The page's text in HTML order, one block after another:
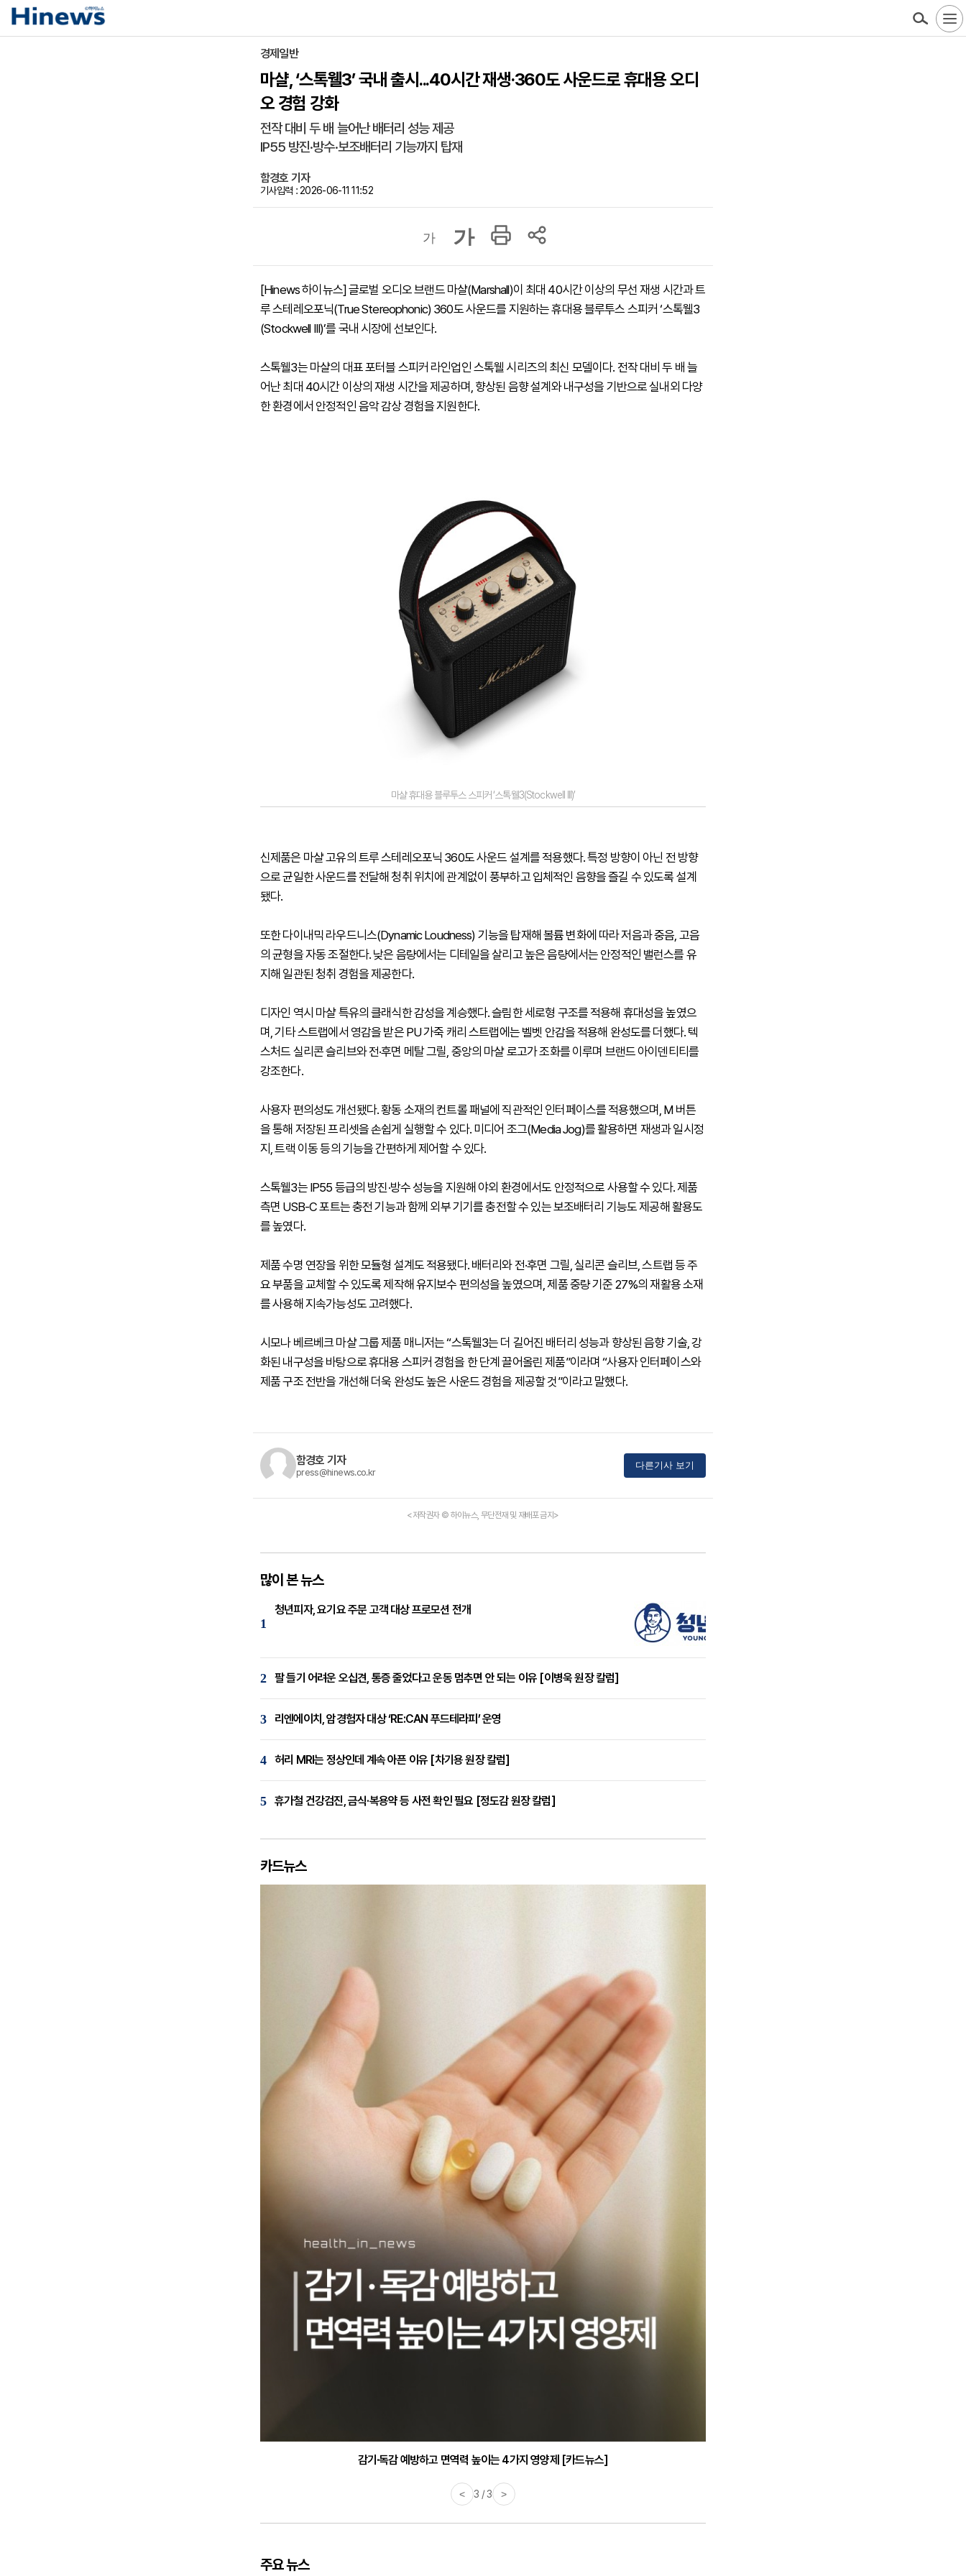
경제일반
마샬, ‘스톡웰3’ 국내 출시...40시간 재생·360도 사운드로 휴대용 오디
오 경험 강화
전작 대비 두 배 늘어난 배터리 성능 제공
IP55 방진·방수·보조배터리 기능까지 탑재
함경호 기자
기사입력 : 2026-06-11 11:52
가 가
[Hinews 하이뉴스] 글로벌 오디오 브랜드 마샬(Marshall)이 최대 40시간 이상의 무선 재생 시간과 트
루 스테레오포닉(True Stereophonic) 360도 사운드를 지원하는 휴대용 블루투스 스피커 ‘스톡웰3
(Stockwell III)’를 국내 시장에 선보인다.
스톡웰3는 마샬의 대표 포터블 스피커 라인업인 스톡웰 시리즈의 최신 모델이다. 전작 대비 두 배 늘
어난 최대 40시간 이상의 재생 시간을 제공하며, 향상된 음향 설계와 내구성을 기반으로 실내외 다양
한 환경에서 안정적인 음악 감상 경험을 지원한다.
마샬 휴대용 블루투스 스피커 ‘스톡웰3(Stockwell III)’
신제품은 마샬 고유의 트루 스테레오포닉 360도 사운드 설계를 적용했다. 특정 방향이 아닌 전 방향
으로 균일한 사운드를 전달해 청취 위치에 관계없이 풍부하고 입체적인 음향을 즐길 수 있도록 설계
됐다.
또한 다이내믹 라우드니스(Dynamic Loudness) 기능을 탑재해 볼륨 변화에 따라 저음과 중음, 고음
의 균형을 자동 조절한다. 낮은 음량에서는 디테일을 살리고 높은 음량에서는 안정적인 밸런스를 유
지해 일관된 청취 경험을 제공한다.
디자인 역시 마샬 특유의 클래식한 감성을 계승했다. 슬림한 세로형 구조를 적용해 휴대성을 높였으
며, 기타 스트랩에서 영감을 받은 PU 가죽 캐리 스트랩에는 벨벳 안감을 적용해 완성도를 더했다. 텍
스처드 실리콘 슬리브와 전·후면 메탈 그릴, 중앙의 마샬 로고가 조화를 이루며 브랜드 아이덴티티를
강조한다.
사용자 편의성도 개선됐다. 황동 소재의 컨트롤 패널에 직관적인 인터페이스를 적용했으며, M 버튼
을 통해 저장된 프리셋을 손쉽게 실행할 수 있다. 미디어 조그(Media Jog)를 활용하면 재생과 일시정
지, 트랙 이동 등의 기능을 간편하게 제어할 수 있다.
스톡웰3는 IP55 등급의 방진·방수 성능을 지원해 야외 환경에서도 안정적으로 사용할 수 있다. 제품
측면 USB-C 포트는 충전 기능과 함께 외부 기기를 충전할 수 있는 보조배터리 기능도 제공해 활용도
를 높였다.
제품 수명 연장을 위한 모듈형 설계도 적용됐다. 배터리와 전·후면 그릴, 실리콘 슬리브, 스트랩 등 주
요 부품을 교체할 수 있도록 제작해 유지보수 편의성을 높였으며, 제품 중량 기준 27%의 재활용 소재
를 사용해 지속가능성도 고려했다.
시모나 베르베크 마샬 그룹 제품 매니저는 “스톡웰3는 더 길어진 배터리 성능과 향상된 음향 기술, 강
화된 내구성을 바탕으로 휴대용 스피커 경험을 한 단계 끌어올린 제품”이라며 “사용자 인터페이스와
제품 구조 전반을 개선해 더욱 완성도 높은 사운드 경험을 제공할 것”이라고 말했다.
함경호 기자
press@hinews.co.kr
다른기사 보기
<저작권자 © 하이뉴스, 무단전재 및 재배포 금지>
많이 본 뉴스
1
청년피자, 요기요 주문 고객 대상 프로모션 전개
2 팔 들기 어려운 오십견, 통증 줄었다고 운동 멈추면 안 되는 이유 [이병욱 원장 칼럼]
3 리엔에이치, 암경험자 대상 ‘RE:CAN 푸드테라피’ 운영
4 허리 MRI는 정상인데 계속 아픈 이유 [차기용 원장 칼럼]
5 휴가철 건강검진, 금식·복용약 등 사전 확인 필요 [정도감 원장 칼럼]
카드뉴스
감기·독감 예방하고 면역력 높이는 4가지 영양제 [카드뉴스]
< 3 / 3 >
주요 뉴스